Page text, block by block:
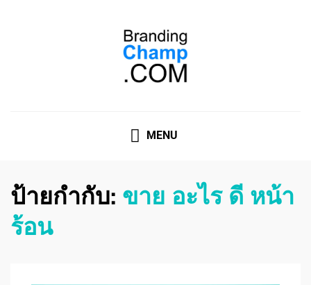
MENU
ป้ายกำกับ: ขาย อะไร ดี หน้า
ร้อน